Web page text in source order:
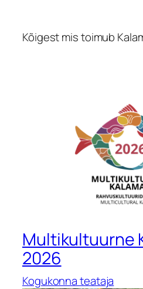
Kõigest mis toimub
Multikultuurne
2026
Kogukonna teataja